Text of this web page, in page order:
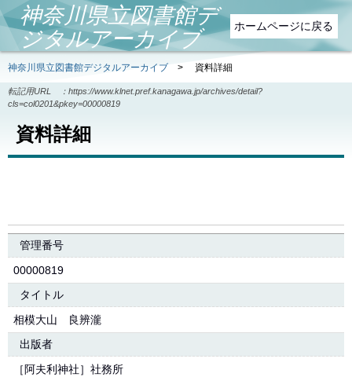
ホームページに戻る
神奈川県立図書館デ
ジタルアーカイブ
神奈川県立図書館デジタルアーカイブ> 資料詳細
転記用URL ： https://www.klnet.pref.kanagawa.jp/archives/detail?
cls=col0201&pkey=00000819
資料詳細
管理番号
00000819
タイトル
相模大山 良辨瀧
出版者
［阿夫利神社］社務所